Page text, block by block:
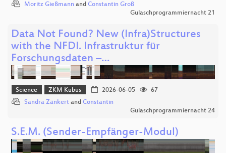
Moritz Gießmann and Constantin Groß
Gulaschprogrammiernacht 21
Data Not Found? New (Infra)Structures
with the NFDI. Infrastruktur für
Forschungsdaten –…
Science ZKM Kubus 2026-06-05
67
Sandra Zänkert and Constantin
Gulaschprogrammiernacht 24
S.E.M. (Sender-Empfänger-Modul)